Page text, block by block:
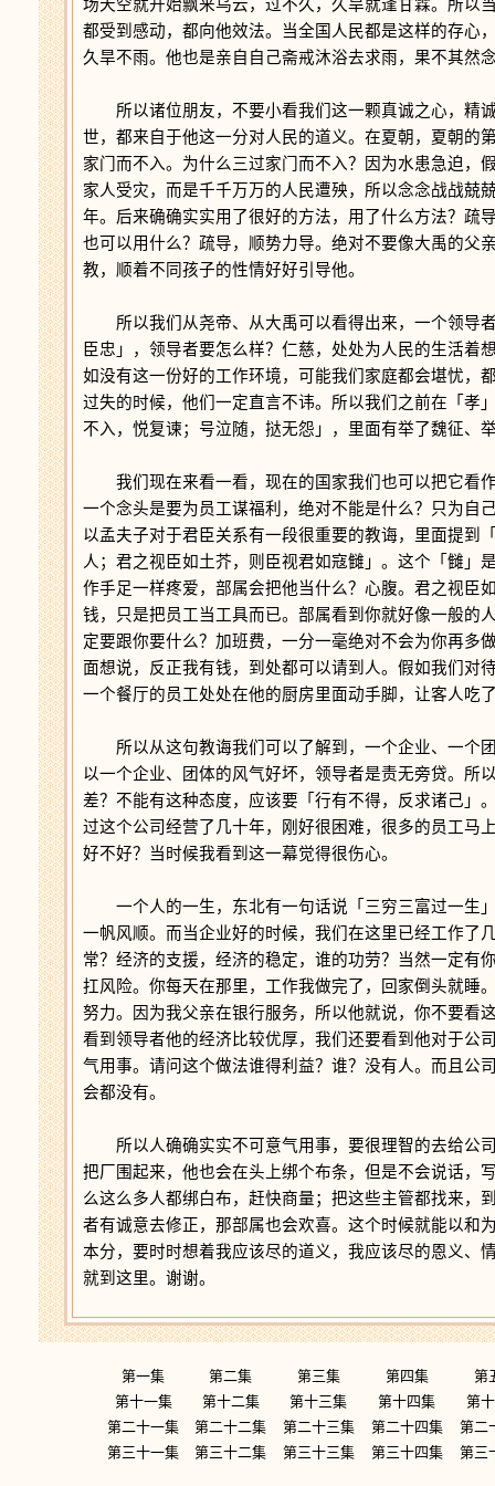
场天空就开始飘来乌云，过不久，久旱就逢甘霖。所以
都受到感动，都向他效法。当全国人民都是这样的存心
久旱不雨。他也是亲自自己斋戒沐浴去求雨，果不其然
所以诸位朋友，不要小看我们这一颗真诚之心，精
世，都来自于他这一分对人民的道义。在夏朝，夏朝的
家门而不入。为什么三过家门而不入？因为水患急迫，
家人受灾，而是千千万万的人民遭殃，所以念念战战兢
年。后来确确实实用了很好的方法，用了什么方法？疏
也可以用什么？疏导，顺势力导。绝对不要像大禹的父
教，顺着不同孩子的性情好好引导他。
所以我们从尧帝、从大禹可以看得出来，一个领导
臣忠」，领导者要怎么样？仁慈，处处为人民的生活着
如没有这一份好的工作环境，可能我们家庭都会堪忧，
过失的时候，他们一定直言不讳。所以我们之前在「孝
不入，悦复谏；号泣随，挞无怨」，里面有举了魏征、
我们现在来看一看，现在的国家我们也可以把它看
一个念头是要为员工谋福利，绝对不能是什么？只为自
以孟夫子对于君臣关系有一段很重要的教诲，里面提到
人；君之视臣如土芥，则臣视君如寇雠」。这个「雠」
作手足一样疼爱，部属会把他当什么？心腹。君之视臣
钱，只是把员工当工具而已。部属看到你就好像一般的
定要跟你要什么？加班费，一分一毫绝对不会为你再多
面想说，反正我有钱，到处都可以请到人。假如我们对
一个餐厅的员工处处在他的厨房里面动手脚，让客人吃
所以从这句教诲我们可以了解到，一个企业、一个
以一个企业、团体的风气好坏，领导者是责无旁贷。所
差？不能有这种态度，应该要「行有不得，反求诸己」
过这个公司经营了几十年，刚好很困难，很多的员工马
好不好？当时候我看到这一幕觉得很伤心。
一个人的一生，东北有一句话说「三穷三富过一生
一帆风顺。而当企业好的时候，我们在这里已经工作了
常？经济的支援，经济的稳定，谁的功劳？当然一定有
扛风险。你每天在那里，工作我做完了，回家倒头就睡
努力。因为我父亲在银行服务，所以他就说，你不要看
看到领导者他的经济比较优厚，我们还要看到他对于公
气用事。请问这个做法谁得利益？谁？没有人。而且公
会都没有。
所以人确确实实不可意气用事，要很理智的去给公
把厂围起来，他也会在头上绑个布条，但是不会说话，
么这么多人都绑白布，赶快商量；把这些主管都找来，
者有诚意去修正，那部属也会欢喜。这个时候就能以和
本分，要时时想着我应该尽的道义，我应该尽的恩义、
就到这里。谢谢。
第一集 第二集 第三集 第四集
第
第十一集
第十二集 第十三集 第十四集
第
第二十一集
第二十二集 第二十三集 第二十四集
第二
第三十一集
第三十二集 第三十三集 第三十四集 第三